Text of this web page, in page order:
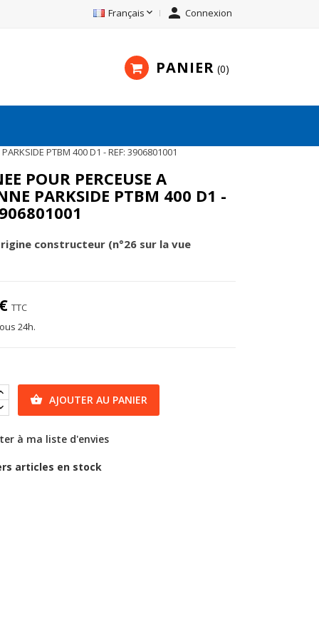
Français  Connexion
PANIER 0
PTBM 400 D1 - REF: 3906801001
POUR PERCEUSE A
PARKSIDE PTBM 400 D1 -
constructeur (n°26 sur la vue
TTC
24h.
 AJOUTER AU PANIER
à ma liste d'envies
articles en stock